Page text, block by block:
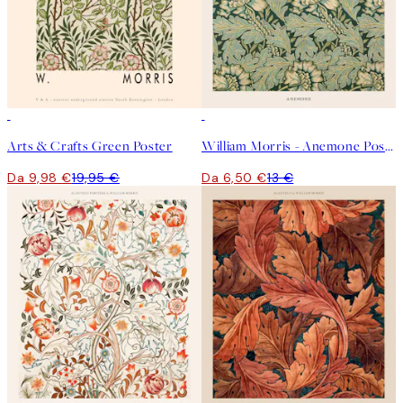
Arts & Crafts Green Poster
Da 9,98 €19,95 €
William Morris - Anemone Poster
Da 6,50 €13 €